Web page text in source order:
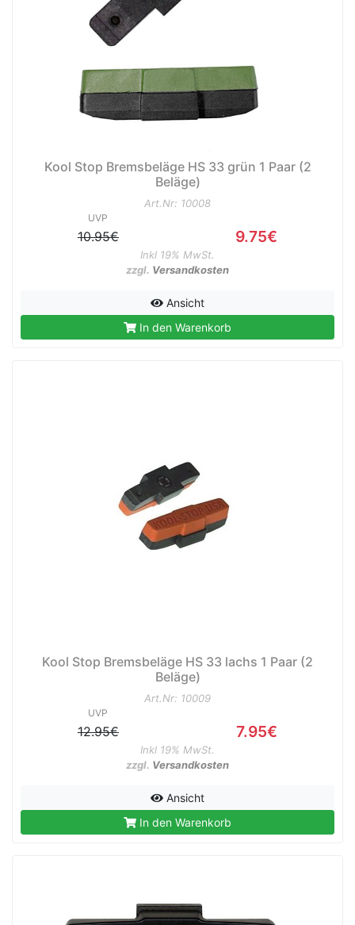
Kool Stop Bremsbeläge HS 33 grün 1 Paar (2
Beläge)
Art.Nr: 10008
UVP
10.95€ 9.75€
Inkl 19% MwSt.
zzgl. Versandkosten
Ansicht
In den Warenkorb
Kool Stop Bremsbeläge HS 33 lachs 1 Paar (2
Beläge)
Art.Nr: 10009
UVP
12.95€ 7.95€
Inkl 19% MwSt.
zzgl. Versandkosten
Ansicht
In den Warenkorb